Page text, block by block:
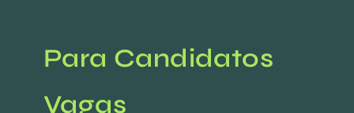
Para Candidatos
Vagas